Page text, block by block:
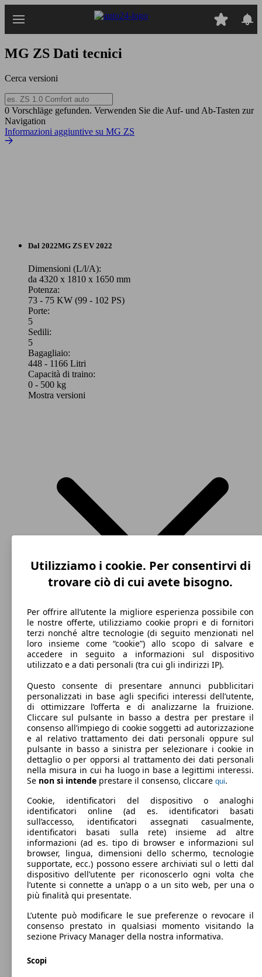
MG ZS Dati tecnici
Cerca versioni
0 Vorschläge gefunden. Verwenden Sie die Auf- und Ab-Tasten zur
Navigation
Informazioni aggiuntive su MG ZS
Dal 2022MG ZS EV 2022
Dimensioni (L/l/A):
da 4320 x 1810 x 1650 mm
Potenza:
73 - 75 KW (99 - 102 PS)
Porte:
5
Sedili:
5
Bagagliaio:
448 - 1166 Litri
Capacità di traino:
0 - 500 kg
Mostra versioni
SUV/Fuoristrada/Pick-up
Model Version
Leistung
ZS EV Comfort Long Range
73 KW
(99 PS)
ZS EV Comfort Standard Range
75 KW
(102 PS)
Dal 2021MG ZS 2021
da 4320 x 1810 x 1650 mm
Potenza:
78 - 82 KW (106 - 111 PS)
Porte:
5
Sedili:
5
Bagagliaio:
448 - 1375 Litri
Capacità di traino:
Mostra versioni
Utilizziamo i cookie. Per consentirvi di
trovare ciò di cui avete bisogno.
Per offrire all’utente la migliore esperienza possibile con
le nostre offerte, utilizziamo cookie propri e di fornitori
terzi nonché altre tecnologie (di seguito menzionati nel
loro insieme come “cookie”) allo scopo di salvare e
accedere in seguito a informazioni sul dispositivo
utilizzato e a dati personali (tra cui gli indirizzi IP).
Questo consente di presentare annunci pubblicitari
personalizzati in base agli specifici interessi dell’utente,
di ottimizzare l’offerta e di analizzarne la fruizione.
Cliccare sul pulsante in basso a destra per prestare il
consenso all’impiego di cookie soggetti ad autorizzazione
e al relativo trattamento dei dati personali oppure sul
pulsante in basso a sinistra per selezionare i cookie in
dettaglio o per opporsi al trattamento dei dati personali
nella misura in cui ha luogo in base a legittimi interessi.
Se non si intende prestare il consenso, cliccare qui.
Cookie, identificatori del dispositivo o analoghi
identificatori online (ad es. identificatori basati
sull’accesso, identificatori assegnati casualmente,
identificatori basati sulla rete) insieme ad altre
informazioni (ad es. tipo di browser e informazioni sul
browser, lingua, dimensioni dello schermo, tecnologie
supportate, ecc.) possono essere archiviati sul o letti dal
dispositivo dell’utente per riconoscerlo ogni volta che
l’utente si connette a un’app o a un sito web, per una o
più finalità qui presentate.
L’utente può modificare le sue preferenze o revocare il
consenso prestato in qualsiasi momento visitando la
sezione Privacy Manager della nostra informativa.
Scopi